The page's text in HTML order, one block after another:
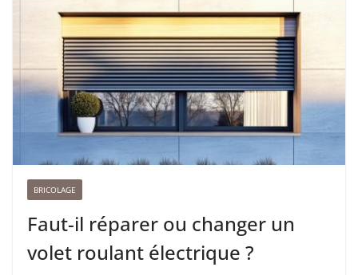
BRICOLAGE
Faut-il réparer ou changer un
volet roulant électrique ?